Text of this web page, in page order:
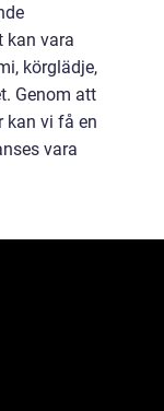
kan vara
körglädje,
Genom att
kan vi få en
vara